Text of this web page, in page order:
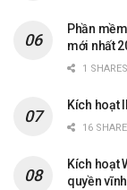
Phần
mới nhất
1 SHARES
Kích hoạt
16
Kích hoạt
quyền